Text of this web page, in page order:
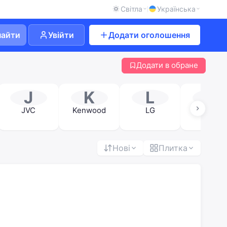
Світла Українська
Увійти Додати оголошення
Додати в обране
J
JVC
K
Kenwood
L
LG Mystery
Нові Плитка